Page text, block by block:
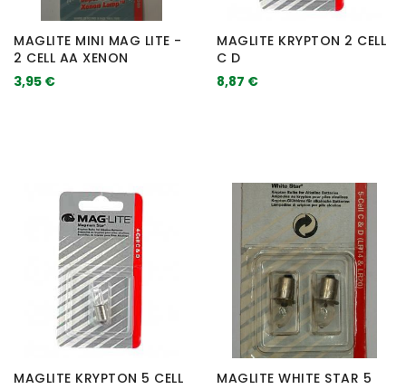
MAGLITE MINI MAG LITE -
2 CELL AA XENON
3,95 €
MAGLITE KRYPTON 2 CELL
C D
8,87 €
MAGLITE KRYPTON 5 CELL
MAGLITE WHITE STAR 5